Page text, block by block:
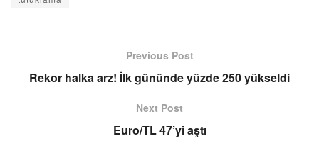
Previous Post
Rekor halka arz! İlk gününde yüzde 250 yükseldi
Next Post
Euro/TL 47’yi aştı